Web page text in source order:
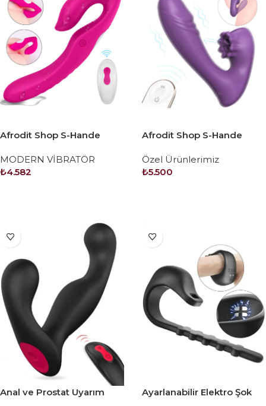
Afrodit Shop S-Hande
ve Kablosuz Uzaktan
Kumandalı Silikon Vibratör
MODERN VİBRATÖR
₺4.582
Afrodit Shop S-Hande
Modern Vibratör
Özel Ürünlerimiz
₺5.500
Anal ve Prostat Uyarım
Ayarlanabilir Elektro Şok